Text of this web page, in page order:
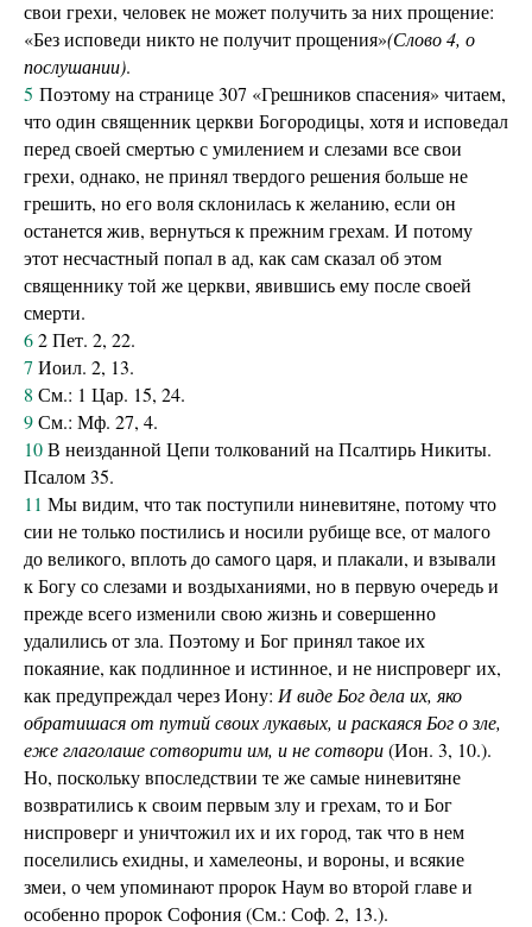
свои грехи, человек не может получить за них прощение:
«Без исповеди никто не получит прощения»(Слово 4, о
послушании).
5 Поэтому на странице 307 «Грешников спасения» читаем,
что один священник церкви Богородицы, хотя и исповедал
перед своей смертью с умилением и слезами все свои
грехи, однако, не принял твердого решения больше не
грешить, но его воля склонилась к желанию, если он
останется жив, вернуться к прежним грехам. И потому
этот несчастный попал в ад, как сам сказал об этом
священнику той же церкви, явившись ему после своей
смерти.
62 Пет. 2, 22.
7 Иоил. 2, 13.
8 См.: 1 Цар. 15, 24.
9См.: Мф. 27, 4.
10В неизданной Цепи толкований на Псалтирь Никиты.
Псалом 35.
11 Мы видим, что так поступили ниневитяне, потому что
сии не только постились и носили рубище все, от малого
до великого, вплоть до самого царя, и плакали, и взывали
к Богу со слезами и воздыханиями, но в первую очередь и
прежде всего изменили свою жизнь и совершенно
удалились от зла. Поэтому и Бог принял такое их
покаяние, как подлинное и истинное, и не ниспроверг их,
как предупреждал через Иону: И виде Бог дела их, яко
обратишася от путий своих лукавых, и раскаяся Бог о зле,
еже глаголаше сотворити им, и не сотвори(Ион. 3, 10.).
Но, поскольку впоследствии те же самые ниневитяне
возвратились к своим первым злу и грехам, то и Бог
ниспроверг и уничтожил их и их город, так что в нем
поселились ехидны, и хамелеоны, и вороны, и всякие
змеи, о чем упоминают пророк Наум во второй главе и
особенно пророк Софония (См.: Соф. 2, 13.).